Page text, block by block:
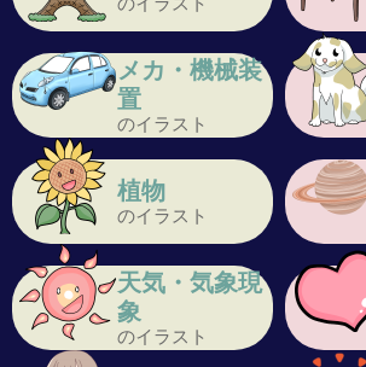
メカ・機械装
置
のイラスト
植物
のイラスト
天気・気象現
象
のイラスト